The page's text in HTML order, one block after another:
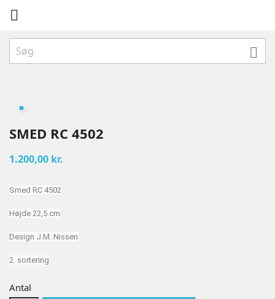


SMED RC 4502
1.200,00 kr.
Smed RC 4502
Højde 22,5 cm
Design J.M. Nissen
2. sortering
Antal